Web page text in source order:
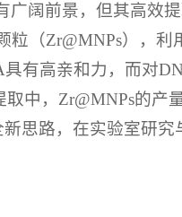
广阔前景，但其高效
（Zr@MNPs），利
有高亲和力，而对
中，Zr@MNPs的产
思路，在实验室研究